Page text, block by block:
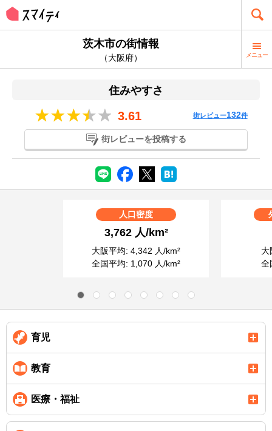
茨木市の街情報
（大阪府） メニュー
住みやすさ
3.61 街レビュー132件
街レビューを投稿する
人口密度
3,762 人/km²
大阪平均: 4,342 人/km²
全国平均: 1,070 人/km²
大
全
育児
教育
医療・福祉